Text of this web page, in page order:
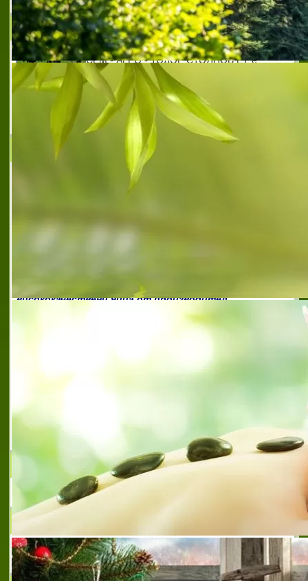
ЕТ СЕМ-АГРО - ТОДОР СТОЯНОВ
СЕМ - АГРО - ТОДОР СТОЯНОВ ЕТ е
фирма със седалище град Търговище,ул.
Република 14, ет. 4, ап. 10. Развива своята
дейност в областта на селското
стопанство. Занимава се с
животновъдството
Квинс-Арго ЕООД
Квинс-Арго ЕООД е съвременна, пазарно
ориентирана компания, със седалище и
Арго и С-ие СД, фирма с богат опит в
областта на се
производител на яйца
консумация
висококачествени яйца марка квинс
висококачествени яйца от производител,
висококачествени яйца търговска марка квинс
арго
препоръчан производител на
препоръчан производител на яйца
птицеферма квинс арго
птицеферма поморие
птицеферма село буйново
презвитер
консумация с търговска марка квинс
български производител
на фирмата
ДОННА АЛЕКСАНДРОВА
Външна, печатна и сувенирна реклама.